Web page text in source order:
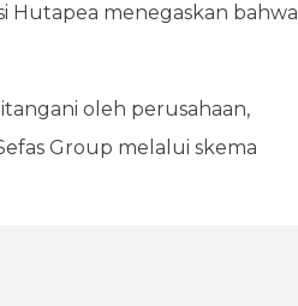
Hutapea menegaskan bahwa
oleh perusahaan,
Group melalui skema